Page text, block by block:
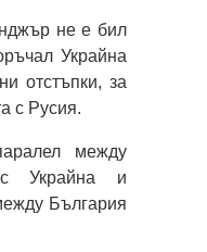
не е бил
Украйна
отстъпки, за
с Русия.
между
Украйна и
България